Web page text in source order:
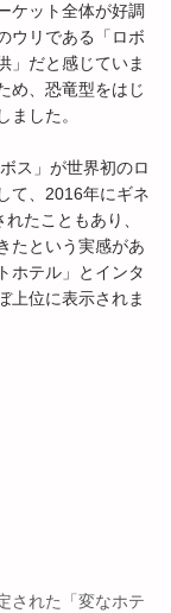
ケット全体が好調
ウリである「ロボ
」だと感じていま
め、恐竜型をはじ
ました。
ス」が世界初のロ
て、2016年にギネ
たこともあり、
たという実感があ
ホテル」とインタ
上位に表示されま
された「変なホテ